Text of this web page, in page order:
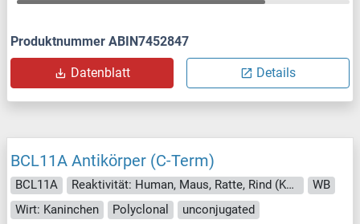
Produktnummer ABIN7452847
Datenblatt Details
BCL11A Antikörper (C-Term)
BCL11A Reaktivität: Human, Maus, Ratte, Rind (Kuh), Hund, Meerschweinchen, Kaninchen, Schwein, Zebrafisch (Danio rerio), Huhn, Xenopus laevis, Fledermaus, Affe
WB
Wirt: Kaninchen
Polyclonal unconjugated